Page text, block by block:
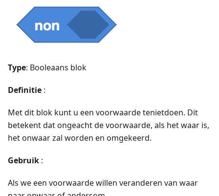
Type: Booleaans blok
Definitie :
Met dit blok kunt u een voorwaarde tenietdoen. Dit
betekent dat ongeacht de voorwaarde, als het waar is,
het onwaar zal worden en omgekeerd.
Gebruik :
Als we een voorwaarde willen veranderen van waar